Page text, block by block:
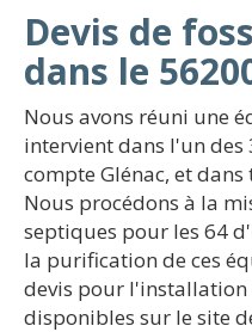
Devis de
dans le
Nous avons réuni une
intervient dans l'un
compte Glénac, et
Nous procédons à la
septiques pour les 64
la purification de ces
devis pour l'installation
disponibles sur le site